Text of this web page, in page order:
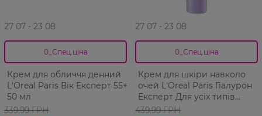
27 07 - 23 08
0_Спец.ціна
Крем для обличчя денний
L'Оreal Paris Вік Експерт 55+
50 мл
339,99 ГРН
27 07 - 23 08
0_Спец.ціна
Крем для шкіри навколо
очей L'Oreal Paris Гіалурон
Експерт Для усіх типів
шкіри 15 мл
439,99 ГРН